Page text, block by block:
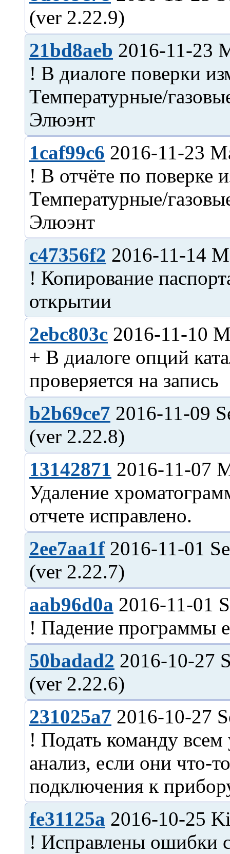
21bd8aeb 2016-11-23
! В диалоге поверки
Температурные/
1caf99c6 2016-11-23
! В отчёте по поверке
Температурные/
c47356f2 2016-11-14
! Копирование
2ebc803c 2016-11-10
+ В диалоге опций
b2b69ce7 2016-11-09
13142871 2016-11-07
Удаление
2ee7aa1f2016-11-01
aab96d0a 2016-11-01
50badad2 2016-10-27
231025a7 2016-10-27
! Подать команду всем
анализ, если они что-
fe31125a 2016-10-25
! Исправлены ошибки